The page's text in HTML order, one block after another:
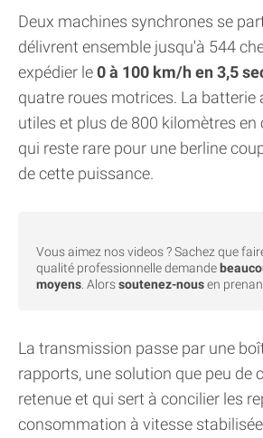
Deux machines synchrones se
délivrent ensemble jusqu'à 544
expédier le0 à 100 km/h en 3,5
quatre roues motrices. La batterie
utiles et plus de 800 kilomètres en
qui reste rare pour une berline
de cette puissance.
Vous aimez nos videos ? Sachez que
qualité professionnelle demande
moyens . Alorssoutenez-nousen
La transmission passe par une
rapports, une solution que peu de
retenue et qui sert à concilier les
consommation à vitesse